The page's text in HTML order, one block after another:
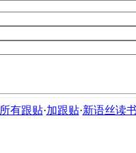
所有跟贴·加跟贴·新语丝读